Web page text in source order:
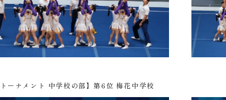
トーナメント 中学校の部】第6位 梅花中学校